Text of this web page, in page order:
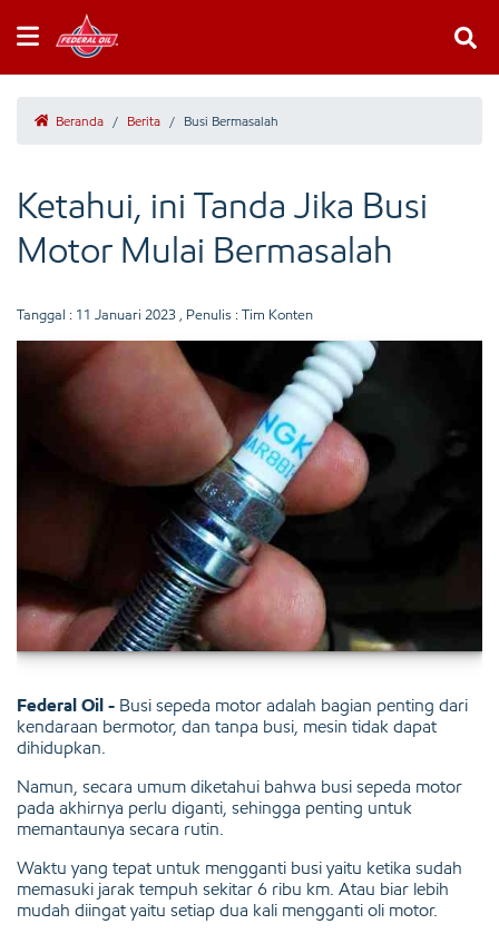
Beranda / Berita / Busi Bermasalah
Ketahui, ini Tanda Jika Busi
Motor Mulai Bermasalah
Tanggal : 11 Januari 2023 , Penulis : Tim Konten
Federal Oil - Busi sepeda motor adalah bagian penting dari
kendaraan bermotor, dan tanpa busi, mesin tidak dapat
dihidupkan.
Namun, secara umum diketahui bahwa busi sepeda motor
pada akhirnya perlu diganti, sehingga penting untuk
memantaunya secara rutin.
Waktu yang tepat untuk mengganti busi yaitu ketika sudah
memasuki jarak tempuh sekitar 6 ribu km. Atau biar lebih
mudah diingat yaitu setiap dua kali mengganti oli motor.